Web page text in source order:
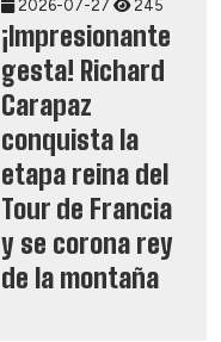
2026-07-27 245
¡Impresionante
gesta! Richard
Carapaz
conquista la
etapa reina del
Tour de Francia
y se corona rey
de la montaña